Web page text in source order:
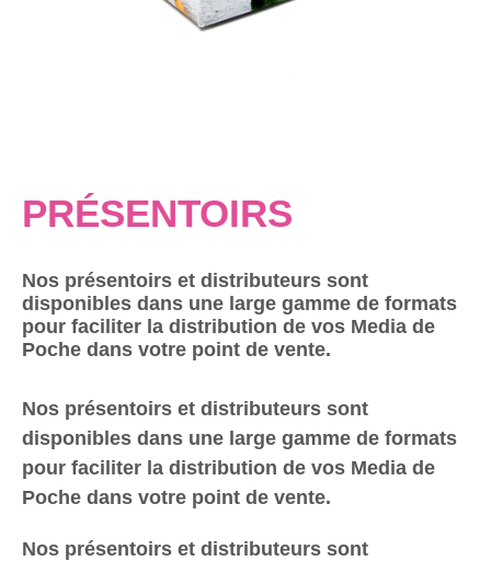
PRÉSENTOIRS
Nos présentoirs et distributeurs sont
disponibles dans une large gamme de formats
pour faciliter la distribution de vos Media de
Poche dans votre point de vente.
Nos présentoirs et distributeurs sont
disponibles dans une large gamme de formats
pour faciliter la distribution de vos Media de
Poche dans votre point de vente.
Nos présentoirs et distributeurs sont